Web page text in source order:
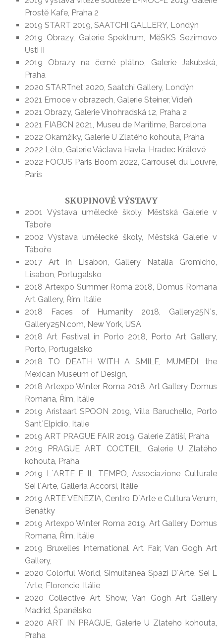
Prostě Kafe, Praha 2
2019 START 2019, SAATCHI GALLERY, Londýn
2019 Obrazy, Galerie Spektrum, MěSKS Sezimovo
Usti II
2019 Obrazy na černé plátno, Galerie Jakubská,
Praha
2020 STARTnet 2020, Saatchi Gallery, Londýn
2021 Emoce v obrazech, Galerie Steiner, Vídeň
2021 Obrazy, Galerie Vinohradská 12, Praha 2
2021 FIABCN 2021, Museu de Marítime, Barcelona
2022 Okamžiky, Galerie U Zlatého kohouta, Praha
2022 Léto, Galerie Václava Havla, Hradec Králové
2022 FOCUS Paris Boom 2022, Carrousel du Louvre,
Paris
SKUPINOVÉ VÝSTAVY
2001 Výstava umělecké školy, Městská Galerie v
Táboře
2002 Výstava umělecké školy, Městská Galerie v
Táboře
2017 Art in Lisabon, Gallery Natalia Gromicho,
Lisabon, Portugalsko
2018 Artexpo Summer Roma 2018, Domus Romana
Art Gallery, Řím, Itálie
2018 Faces of Humanity 2018, Gallery25N´s,
Gallery25N.com, New York, USA
2018 Art Festival in Porto 2018, Porto Art Gallery,
Porto, Portugalsko
2018 TO DEATH WITH A SMILE, MUMEDI, the
Mexican Museum of Design,
2018 Artexpo Winter Roma 2018, Art Gallery Domus
Romana, Řím, Itálie
2019 Aristaart SPOON 2019, Villa Baruchello, Porto
Sant´Elpidio, Italie
2019 ART PRAGUE FAIR 2019, Galerie Zátiší, Praha
2019 PRAGUE ART COCTEIL, Galerie U Zlatého
kohouta, Praha
2019 L´ARTE E IL TEMPO, Associazione Culturale
Sei l´Arte, Galleria Accorsi, Itálie
2019 ARTE VENEZIA, Centro D´Arte e Cultura Verum,
Benátky
2019 Artexpo Winter Roma 2019, Art Gallery Domus
Romana, Řím, Itálie
2019 Bruxelles International Art Fair, Van Gogh Art
Gallery,
2020 Colorful World, Simultanea Spazi D´Arte, Sei L
´Arte, Florencie, Itálie
2020 Collective Art Show, Van Gogh Art Gallery
Madrid, Španělsko
2020 ART IN PRAGUE, Galerie U Zlateho kohouta,
Praha